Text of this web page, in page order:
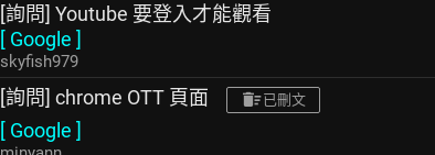
[詢問] Youtube 要登入才能觀看
[ Google ]
skyfish979
[詢問] chrome OTT 頁面 已刪文
[ Google ]